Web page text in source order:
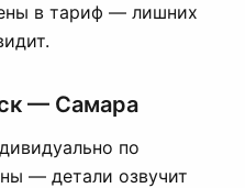
в тариф — лишних
— Самара
по
— детали озвучит